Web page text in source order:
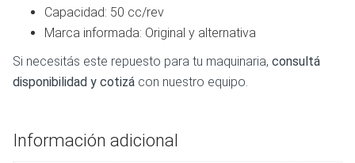
Capacidad: 50 cc/rev
Marca informada: Original y alternativa
Si necesitás este repuesto para tu maquinaria, consultá
disponibilidad y cotizá con nuestro equipo.
Información adicional